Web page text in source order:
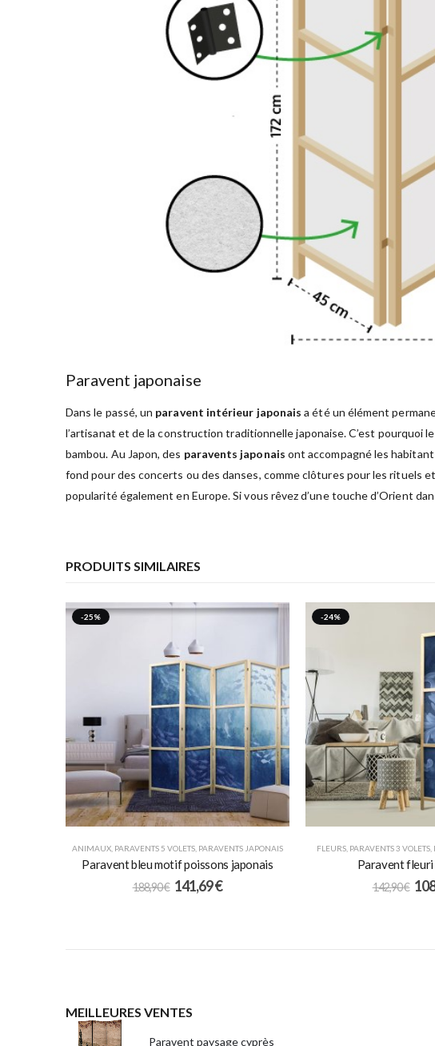
Paravent japonaise
Dans le passé, un paravent intérieur japonais a été un élément
l’artisanat et de la construction traditionnelle japonaise. C’est pourquoi
bambou. Au Japon, des paravents japonais ont accompagné les
fond pour des concerts ou des danses, comme clôtures pour les rituels
popularité également en Europe. Si vous rêvez d’une touche d’Orient
PRODUITS SIMILAIRES
-25%
ANIMAUX PARAVENTS 5 VOLETS PARAVENTS JAPONAIS
Paravent bleu motif poissons japonais
188,90€ 141,69€
-24%
FLEURS PARAVENTS 3 VOLETS
Paravent fleuri
142,90€
MEILLEURES VENTES
Paravent paysage cyprès